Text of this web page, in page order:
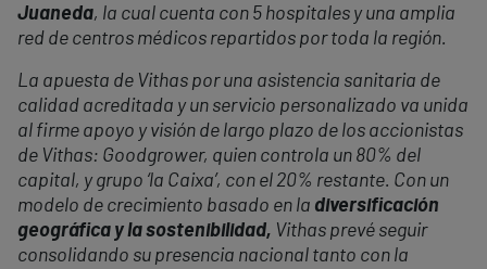
Juaneda, la cual cuenta con 5 hospitales y una amplia
red de centros médicos repartidos por toda la región.
La apuesta de Vithas por una asistencia sanitaria de
calidad acreditada y un servicio personalizado va unida
al firme apoyo y visión de largo plazo de los accionistas
de Vithas: Goodgrower, quien controla un 80% del
capital, y grupo ‘la Caixa’, con el 20% restante. Con un
modelo de crecimiento basado en la diversificación
geográfica y la sostenibilidad, Vithas prevé seguir
consolidando su presencia nacional tanto con la